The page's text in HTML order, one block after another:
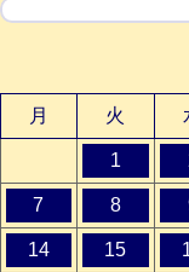
検索
月
火
1
7 8
14 15